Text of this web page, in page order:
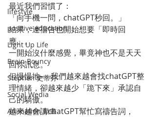
lifestyle
positive education
Light Up Life
Brain Bouncy
Stephen 史蒂芬
Social Wedia
Animation 動畫
最近我們習慣了：
「向手機一問，chatGPT秒回。」
結果，連禱告也開始想要「即時回
應」。
一開始沒什麼感覺，畢竟神也不是天天
回你訊息。
但慢慢地──我們越來越會找chatGPT整
理情緒，卻越來越少「跪下來」承認自
己的驕傲。
越來越會請chatGPT幫忙寫禱告詞，